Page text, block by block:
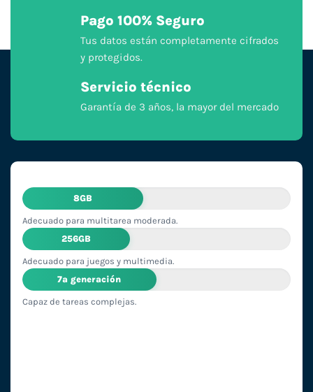
Pago 100% Seguro
Tus datos están completamente cifrados
y protegidos.
Servicio técnico
Garantía de 3 años, la mayor del mercado
8GB
Adecuado para multitarea moderada.
256GB
Adecuado para juegos y multimedia.
7ª generación
Capaz de tareas complejas.